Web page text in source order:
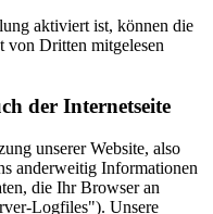
aktiviert ist, können die
von Dritten mitgelesen
der Internetseite
unserer Website, also
anderweitig Informationen
die Ihr Browser an
Logfiles"). Unsere